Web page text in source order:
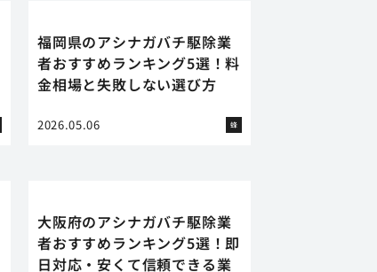
福岡県のアシナガバチ駆除業
者おすすめランキング5選！料
金相場と失敗しない選び方
2026.05.06 蜂
大阪府のアシナガバチ駆除業
者おすすめランキング5選！即
日対応・安くて信頼できる業